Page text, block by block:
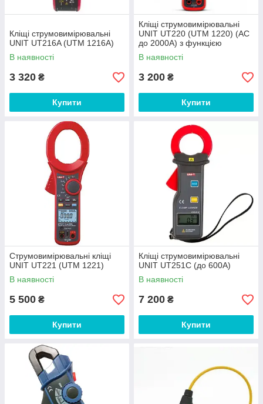
Кліщі струмовимірювальні
UNIT UT216A (UTM 1216A)
В наявності
3 320 ₴
Купити
Кліщі струмовимірювальні
UNIT UT220 (UTM 1220) (AC
до 2000А) з функцією
мультиметра
В наявності
3 200 ₴
Купити
Струмовимірювальні кліщі
UNIT UT221 (UTM 1221)
В наявності
5 500 ₴
Купити
Кліщі струмовимірювальні
UNIT UT251C (до 600А)
В наявності
7 200 ₴
Купити